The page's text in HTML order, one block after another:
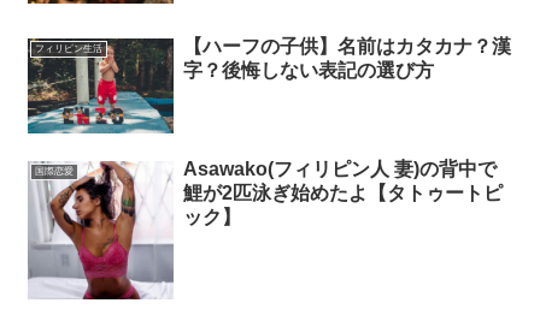
フィリピン生活
【ハーフの子供】名前はカタカナ？漢
字？後悔しない表記の選び方
国際恋愛
Asawako(フィリピン人 妻)の背中で
鯉が2匹泳ぎ始めたよ【タトゥートピ
ック】